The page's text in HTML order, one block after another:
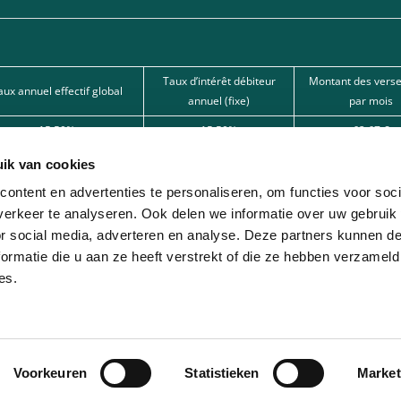
van cookies
en advertenties te personaliseren, om functies voor
te analyseren. Ook delen we informatie over uw gebruik
social media, adverteren en analyse. Deze partners kunnen
die u aan ze heeft verstrekt of die ze hebben
Voorkeuren Statistieken
annuel effectif global
Taux d’intérêt débiteur
annuel (fixe)
Montant des
par mois
15,50% 15,50% 62,67 €
15,50%
12% 12% 166,22 € 
par l’une de nos banques partenaires. Intermédiaire de crédit (agent à
avec différentes sociétés de leasing partenaires. Cette option est réservée
© 2026 - Lease-Je-Scooter.be